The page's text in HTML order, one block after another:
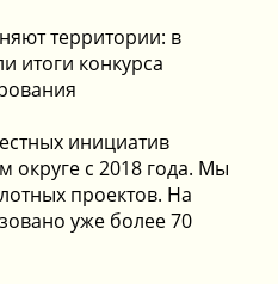
территории: в
итоги конкурса
инициатив
округе с 2018 года. Мы
проектов. На
уже более 70